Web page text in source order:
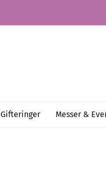
Gifteringer Messer &